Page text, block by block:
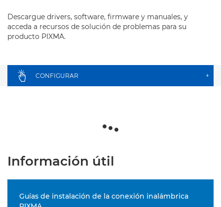
Descargue drivers, software, firmware y manuales, y
acceda a recursos de solución de problemas para su
producto PIXMA.
CONFIGURAR +
Información útil
Guías de instalación de la conexión inalámbrica